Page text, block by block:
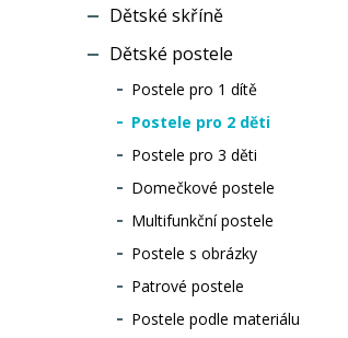
Dětské skříně
Dětské postele
Postele pro 1 dítě
Postele pro 2 děti
Postele pro 3 děti
Domečkové postele
Multifunkční postele
Postele s obrázky
Patrové postele
Postele podle materiálu